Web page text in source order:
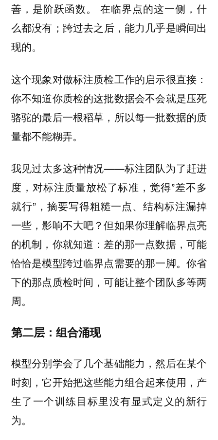
善，是阶跃函数。 在临界点的这一侧，什
么都没有；跨过去之后，能力几乎是瞬间出
现的。
这个现象对做标注质检工作的启示很直接：
你不知道你质检的这批数据会不会就是压死
骆驼的最后一根稻草，所以每一批数据的质
量都不能糊弄。
我见过太多这种情况——标注团队为了赶进
度，对标注质量放松了标准，觉得”差不多
就行”，摘要写得粗糙一点、结构标注漏掉
一些，影响不大吧？但如果你理解临界点亮
的机制，你就知道：差的那一点数据，可能
恰恰是模型跨过临界点需要的那一脚。你省
下的那点质检时间，可能让整个团队多等两
周。
第二层：组合涌现
模型分别学会了几个基础能力，然后在某个
时刻，它开始把这些能力组合起来使用，产
生了一个训练目标里没有显式定义的新行
为。